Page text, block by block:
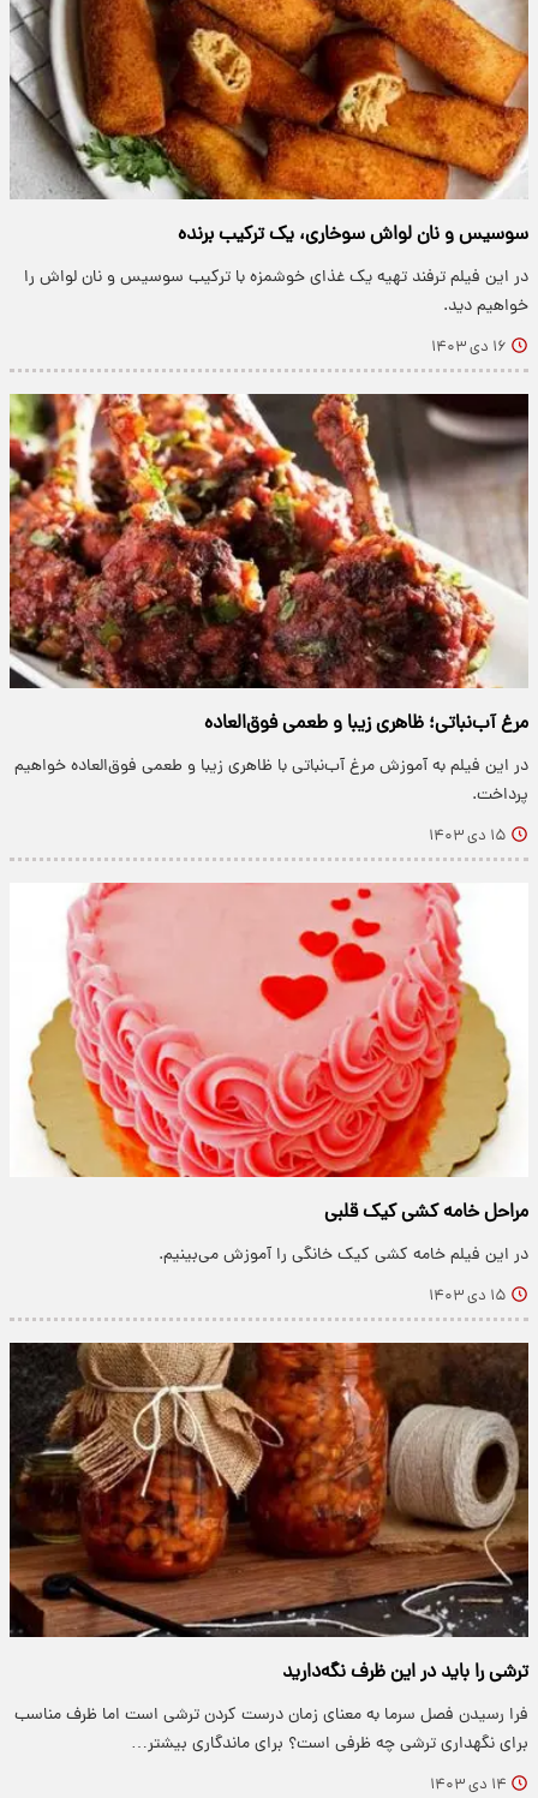
سوسیس و نان لواش سوخاری، یک ترکیب برنده
در این فیلم ترفند تهیه یک غذای خوشمزه با ترکیب سوسیس و نان لواش را
خواهیم دید.
۱۶ دی ۱۴۰۳
مرغ آب‌نباتی؛ ظاهری زیبا و طعمی فوق‌العاده
در این فیلم به آموزش مرغ آب‌نباتی با ظاهری زیبا و طعمی فوق‌العاده خواهیم
پرداخت.
۱۵ دی ۱۴۰۳
مراحل خامه کشی کیک قلبی
در این فیلم خامه کشی کیک خانگی را آموزش می‌بینیم.
۱۵ دی ۱۴۰۳
ترشی را باید در این ظرف نگه‌دارید
فرا رسیدن فصل سرما به معنای زمان درست کردن ترشی است اما ظرف مناسب
برای نگهداری ترشی چه ظرفی است؟ برای ماندگاری بیشتر…
۱۴ دی ۱۴۰۳